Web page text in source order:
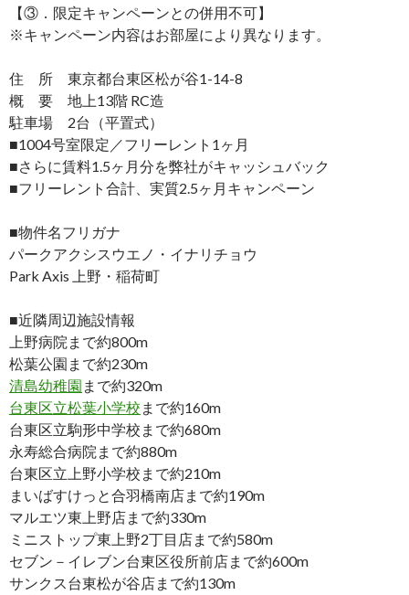
【③．限定キャンペーンとの併用不可】
※キャンペーン内容はお部屋により異なります。
住 所 東京都台東区松が谷1-14-8
概 要 地上13階 RC造
駐車場 2台（平置式）
■1004号室限定／フリーレント1ヶ月
■さらに賃料1.5ヶ月分を弊社がキャッシュバック
■フリーレント合計、実質2.5ヶ月キャンペーン
■物件名フリガナ
パークアクシスウエノ・イナリチョウ
Park Axis 上野・稲荷町
■近隣周辺施設情報
上野病院まで約800m
松葉公園まで約230m
清島幼稚園 まで約320m
台東区立松葉小学校 まで約160m
台東区立駒形中学校まで約680m
永寿総合病院まで約880m
台東区立上野小学校まで約210m
まいばすけっと合羽橋南店まで約190m
マルエツ東上野店まで約330m
ミニストップ東上野2丁目店まで約580m
セブン－イレブン台東区役所前店まで約600m
サンクス台東松が谷店まで約130m